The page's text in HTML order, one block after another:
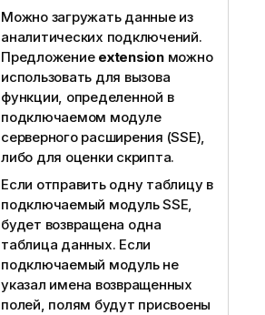
Можно загружать данные из
аналитических подключений.
Предложение extensionможно
использовать для вызова
функции, определенной в
подключаемом модуле
серверного расширения (SSE),
либо для оценки скрипта.
Если отправить одну таблицу в
подключаемый модуль SSE,
будет возвращена одна
таблица данных. Если
подключаемый модуль не
указал имена возвращенных
полей, полям будут присвоены